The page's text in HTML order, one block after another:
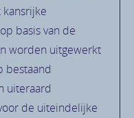
basis van de
worden uitgewerkt
bestaand
uiteraard
de uiteindelijke